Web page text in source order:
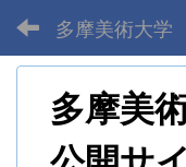
多摩美術大
多摩美